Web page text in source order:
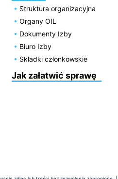
Struktura organizacyjna
Organy OIL
Dokumenty Izby
Biuro Izby
Składki członkowskie
Jak załatwić sprawę